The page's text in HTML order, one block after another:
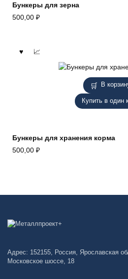
Бункеры для зерна
500,00 ₽
В
Купить в один
Бункеры для хранения корма
500,00 ₽
Адрес: 152155, Россия, Ярославская
Московское шоссе, 18